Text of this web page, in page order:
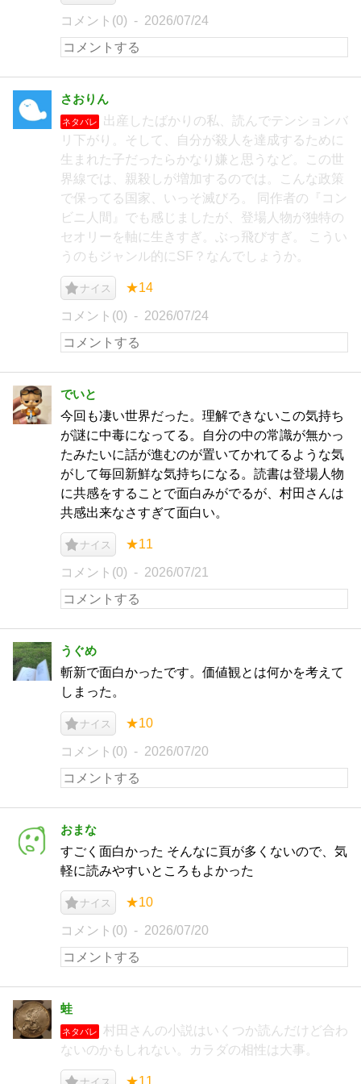
コメント(0) 2026/07/24
さおりん
ネタバレ
出産したばかりの私、読んでテンションバ
リ下がり。そして、自分が殺人を達成するために
生まれた子だったらかなり嫌と思うなど。この世
界線では、親殺しが増加するのでは。こんな政策
で保ってる国家、いっそ滅びろ。 同作者の『コン
ビニ人間』でも感じましたが、登場人物が独特の
セオリーを軸に生きすぎ。ぶっ飛びすぎ。 こうい
うのもジャンル的にSF？なんでしょうか。
ナイス ★14
コメント(0) 2026/07/24
でいと
今回も凄い世界だった。理解できないこの気持ち
が謎に中毒になってる。自分の中の常識が無かっ
たみたいに話が進むのが置いてかれてるような気
がして毎回新鮮な気持ちになる。読書は登場人物
に共感をすることで面白みがでるが、村田さんは
共感出来なさすぎて面白い。
ナイス ★11
コメント(0) 2026/07/21
うぐめ
斬新で面白かったです。価値観とは何かを考えて
しまった。
ナイス ★10
コメント(0) 2026/07/20
おまな
すごく面白かった そんなに頁が多くないので、気
軽に読みやすいところもよかった
ナイス ★10
コメント(0) 2026/07/20
蛙
ネタバレ
村田さんの小説はいくつか読んだけど合わ
ないのかもしれない。カラダの相性は大事。
★11